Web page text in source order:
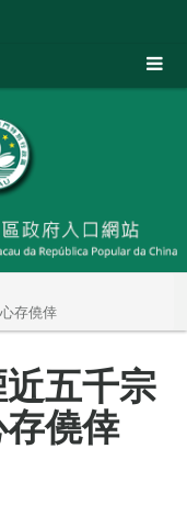
存僥倖
五千宗
僥倖